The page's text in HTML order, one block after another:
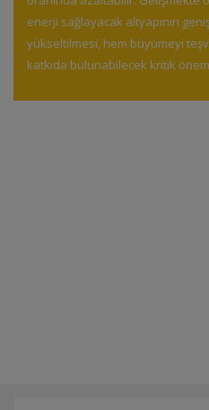
enerji sağlayacak altyapının
yükseltilmesi, hem büyümeyi
katkıda bulunabilecek kritik